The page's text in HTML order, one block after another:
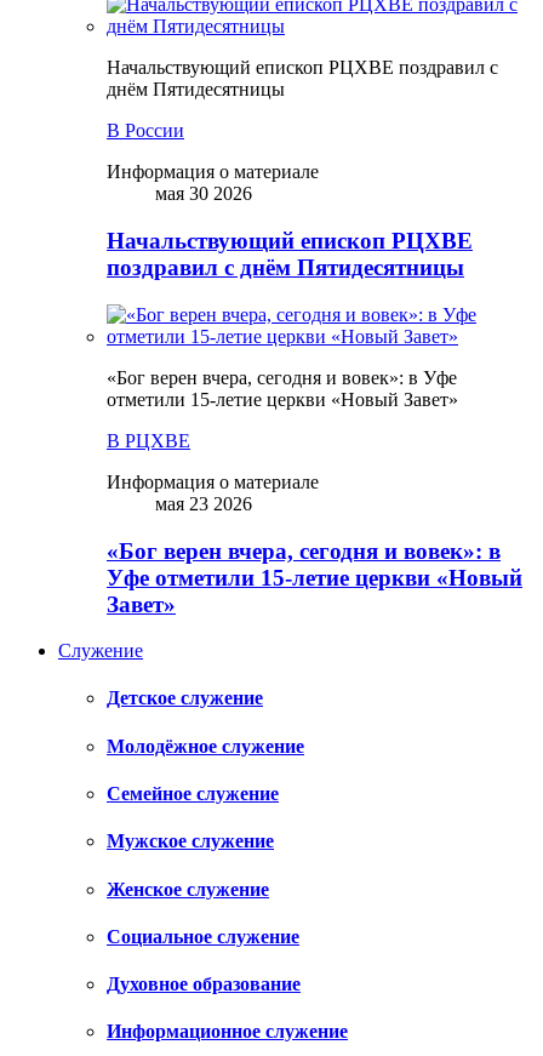
Начальствующий епископ РЦХВЕ поздравил с
днём Пятидесятницы
В России
Информация о материале
мая 30 2026
Начальствующий епископ РЦХВЕ
поздравил с днём Пятидесятницы
«Бог верен вчера, сегодня и вовек»: в Уфе
отметили 15-летие церкви «Новый Завет»
В РЦХВЕ
Информация о материале
мая 23 2026
«Бог верен вчера, сегодня и вовек»: в
Уфе отметили 15-летие церкви «Новый
Завет»
Служение
Детское служение
Молодёжное служение
Семейное служение
Мужское служение
Женское служение
Социальное служение
Духовное образование
Информационное служение